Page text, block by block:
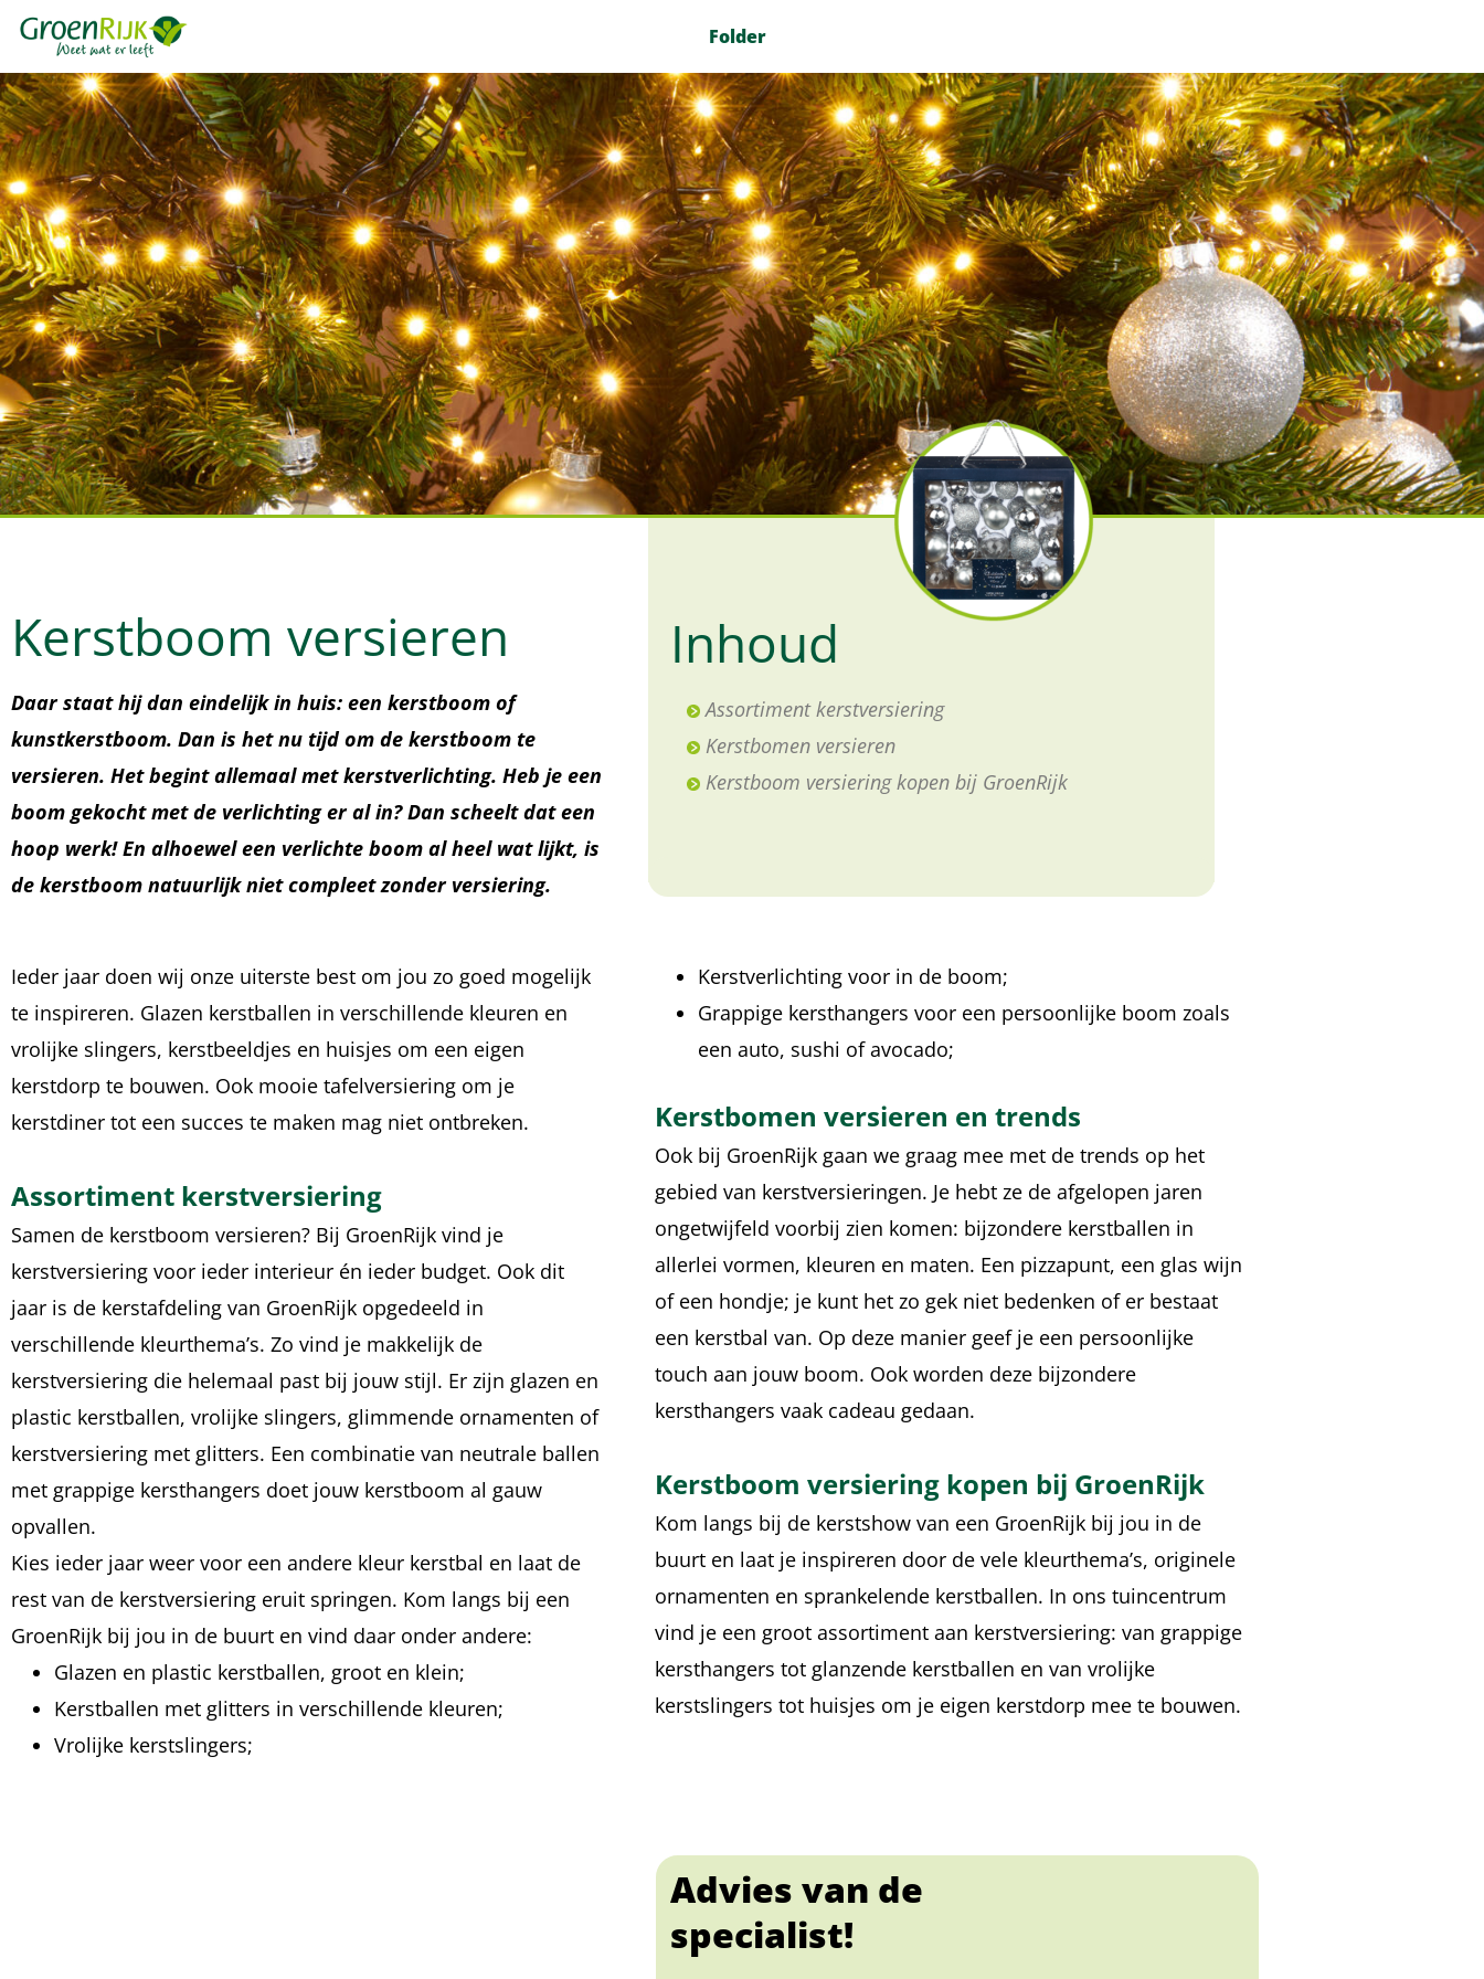
Folder
Inhoud
Assortiment kerstversiering
Kerstbomen versieren
Kerstboom versiering kopen bij GroenRijk
Kerstboom versieren
Daar staat hij dan eindelijk in huis: een kerstboom of
kunstkerstboom. Dan is het nu tijd om de kerstboom te
versieren. Het begint allemaal met kerstverlichting. Heb je een
boom gekocht met de verlichting er al in? Dan scheelt dat een
hoop werk! En alhoewel een verlichte boom al heel wat lijkt, is
de kerstboom natuurlijk niet compleet zonder versiering.
Ieder jaar doen wij onze uiterste best om jou zo goed mogelijk
te inspireren. Glazen kerstballen in verschillende kleuren en
vrolijke slingers, kerstbeeldjes en huisjes om een eigen
kerstdorp te bouwen. Ook mooie tafelversiering om je
kerstdiner tot een succes te maken mag niet ontbreken.
Assortiment kerstversiering
Samen de kerstboom versieren? Bij GroenRijk vind je
kerstversiering voor ieder interieur én ieder budget. Ook dit
jaar is de kerstafdeling van GroenRijk opgedeeld in
verschillende kleurthema’s. Zo vind je makkelijk de
kerstversiering die helemaal past bij jouw stijl. Er zijn glazen en
plastic kerstballen, vrolijke slingers, glimmende ornamenten of
kerstversiering met glitters. Een combinatie van neutrale ballen
met grappige kersthangers doet jouw kerstboom al gauw
opvallen.
Kies ieder jaar weer voor een andere kleur kerstbal en laat de
rest van de kerstversiering eruit springen. Kom langs bij een
GroenRijk bij jou in de buurt en vind daar onder andere:
Glazen en plastic kerstballen, groot en klein;
Kerstballen met glitters in verschillende kleuren;
Vrolijke kerstslingers;
Kerstverlichting voor in de boom;
Grappige kersthangers voor een persoonlijke boom zoals
een auto, sushi of avocado;
Kerstbomen versieren en trends
Ook bij GroenRijk gaan we graag mee met de trends op het
gebied van kerstversieringen. Je hebt ze de afgelopen jaren
ongetwijfeld voorbij zien komen: bijzondere kerstballen in
allerlei vormen, kleuren en maten. Een pizzapunt, een glas wijn
of een hondje; je kunt het zo gek niet bedenken of er bestaat
een kerstbal van. Op deze manier geef je een persoonlijke
touch aan jouw boom. Ook worden deze bijzondere
kersthangers vaak cadeau gedaan.
Kerstboom versiering kopen bij GroenRijk
Kom langs bij de kerstshow van een GroenRijk bij jou in de
buurt en laat je inspireren door de vele kleurthema’s, originele
ornamenten en sprankelende kerstballen. In ons tuincentrum
vind je een groot assortiment aan kerstversiering: van grappige
kersthangers tot glanzende kerstballen en van vrolijke
kerstslingers tot huisjes om je eigen kerstdorp mee te bouwen.
Advies van de
specialist!